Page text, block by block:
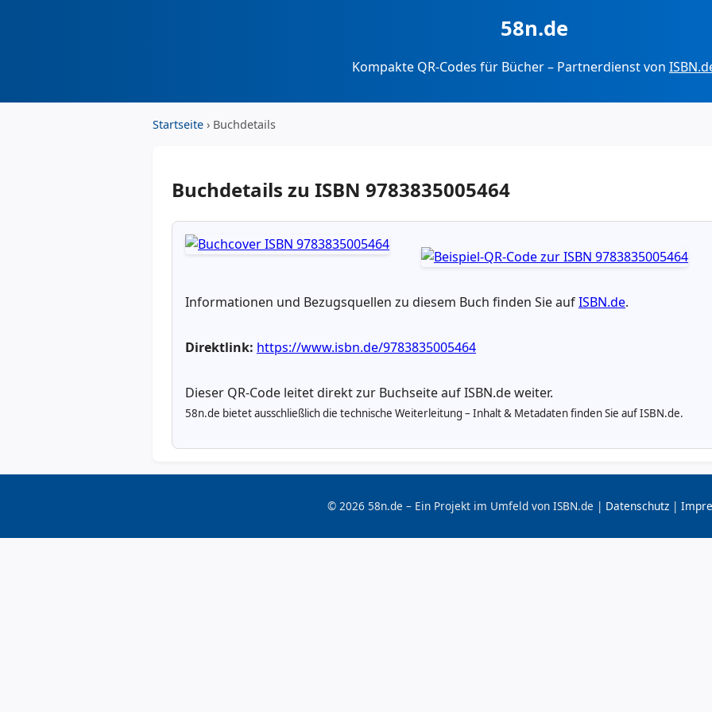
58n.de
Kompakte QR-Codes für Bücher – Partnerdienst von
Startseite › Buchdetails
Buchdetails zu ISBN 9783835005464
Informationen und Bezugsquellen zu diesem Buch finden Sie aufISBN.de.
Direktlink: https://www.isbn.de/9783835005464
Dieser QR-Code leitet direkt zur Buchseite auf ISBN.de weiter.
58n.de bietet ausschließlich die technische Weiterleitung – Inhalt & Metadaten finden Sie auf ISBN.de.
© 2026 58n.de – Ein Projekt im Umfeld von ISBN.de | Datenschutz |